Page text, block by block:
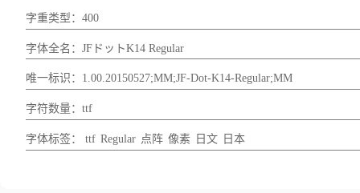
字重类型：400
字体全名：JFドットK14 Regular
唯一标识：1.00.20150527;MM;JF-Dot-K14-Regular;MM
字符数量：ttf
字体标签： ttf Regular 点阵 像素 日文 日本